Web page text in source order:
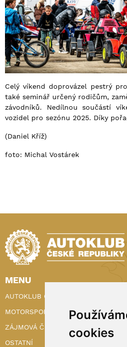
cookies
Celý víkend doprovázel pestrý
také seminář určený rodičům,
závodníků. Nedílnou součástí
vozidel pro sezónu 2025. Díky
(Daniel Kříž)
foto: Michal Vostárek
MENU
AUTOKLUB ČR
MOTORSPORT
ZÁJMOVÁ ČINNOST
OSTATNÍ